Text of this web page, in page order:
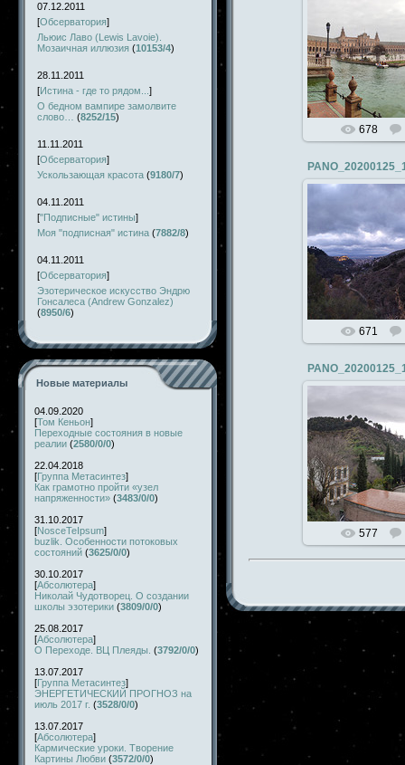
07.12.2011
[Обсерватория]
Льюис Лаво (Lewis Lavoie).
Мозаичная иллюзия (10153/4)
28.11.2011
[Истина - где то рядом... ]
О бедном вампире замолвите
слово…
(8252/15)
11.11.2011
[Обсерватория]
Ускользающая красота (9180/7)
04.11.2011
["Подписные" истины]
Моя "подписная" истина (7882/8)
04.11.2011
[Обсерватория]
Эзотерическое искусство Эндрю
Гонсалеса (Andrew Gonzalez)
(8950/6)
Новые материалы
04.09.2020
[Том Кеньон]
Переходные состояния в новые
реалии (2580/0/0)
22.04.2018
[Группа Метасинтез]
Как грамотно пройти «узел
напряженности» (3483/0/0)
31.10.2017
[NosceTeIpsum]
buzlik. Особенности потоковых
состояний (3625/0/0)
30.10.2017
[Абсолютера]
Николай Чудотворец. О создании
школы эзотерики (3809/0/0)
25.08.2017
[Абсолютера]
О Переходе. ВЦ Плеяды. (3792/0/0)
13.07.2017
[Группа Метасинтез]
ЭНЕРГЕТИЧЕСКИЙ ПРОГНОЗ на
июль 2017 г. (3528/0/0)
13.07.2017
[Абсолютера]
Кармические уроки. Творение
Картины Любви (3572/0/0)
678
671
577